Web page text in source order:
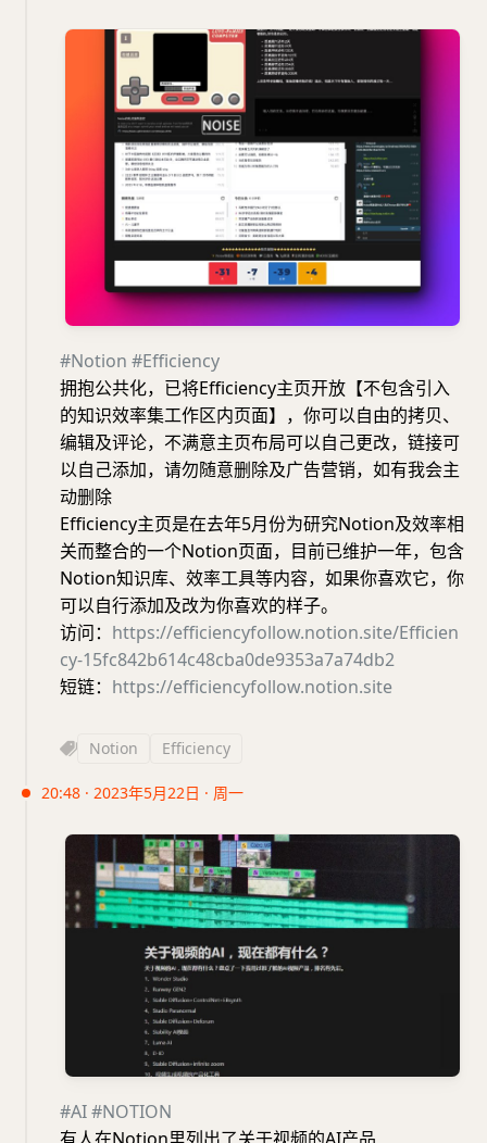
#Notion #Efficiency
拥抱公共化，已将Efficiency主页开放【不包含引入
的知识效率集工作区内页面】，你可以自由的拷贝、
编辑及评论，不满意主页布局可以自己更改，链接可
以自己添加，请勿随意删除及广告营销，如有我会主
动删除
Efficiency主页是在去年5月份为研究Notion及效率相
关而整合的一个Notion页面，目前已维护一年，包含
Notion知识库、效率工具等内容，如果你喜欢它，你
可以自行添加及改为你喜欢的样子。
访问： https://efficiencyfollow.notion.site/Efficien
cy-15fc842b614c48cba0de9353a7a74db2
短链： https://efficiencyfollow.notion.site
Notion Efficiency
20:48 · 2023年5月22日 · 周一
#AI#NOTION